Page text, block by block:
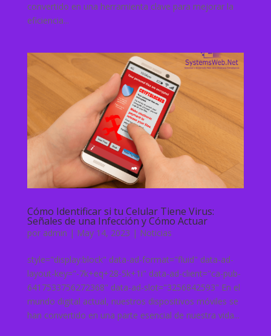
convertido en una herramienta clave para mejorar la
eficiencia...
Cómo Identificar si tu Celular Tiene Virus:
Señales de una Infección y Cómo Actuar
por admin | May 14, 2023 | Noticias
style="display:block" data-ad-format="fluid" data-ad-
layout-key="-7k+eq+28-5k+1i" data-ad-client="ca-pub-
6417533756272368" data-ad-slot="3256842593" En el
mundo digital actual, nuestros dispositivos móviles se
han convertido en una parte esencial de nuestra vida...